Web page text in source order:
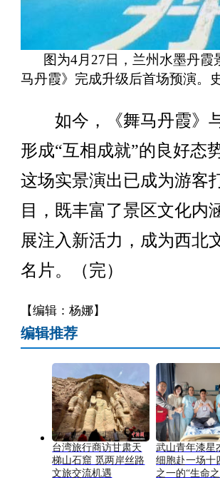
图为4月27日，兰州水墨丹
马丹霞》完成升级后首场预演。
如今，《舞马丹霞》
形成“互相成就”的良好态
这场实景演出已成为游客
目，既丰富了景区文化内
展注入新活力，成为西北
名片。（完）
【编辑：杨娜】
编辑推荐
台湾旅行商访甘肃天
梯山石窟 觅两岸丝路
文旅交流机遇
武山青年漆星
细胞赴一场十
之一的“生命